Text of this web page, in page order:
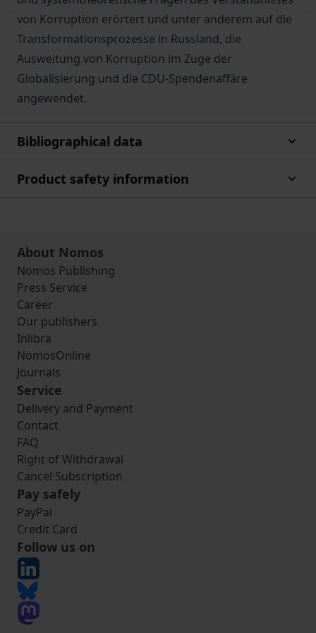
von Korruption erörtert und unter anderem auf die
Transformationsprozesse in Russland, die
Ausweitung von Korruption im Zuge der
Globalisierung und die CDU-Spendenaffäre
angewendet.
Bibliographical data
Product safety information
About Nomos
Nomos Publishing
Press Service
Career
Our publishers
Inlibra
NomosOnline
Journals
Service
Delivery and Payment
Contact
FAQ
Right of Withdrawal
Cancel Subscription
Pay safely
PayPal
Credit Card
Follow us on